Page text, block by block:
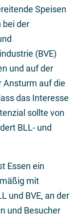
Speisen
bei der
(BVE)
und auf der
Ansturm auf die
das Interesse
sollte von
BLL- und
Essen ein
mit
und BVE, an der
und Besucher